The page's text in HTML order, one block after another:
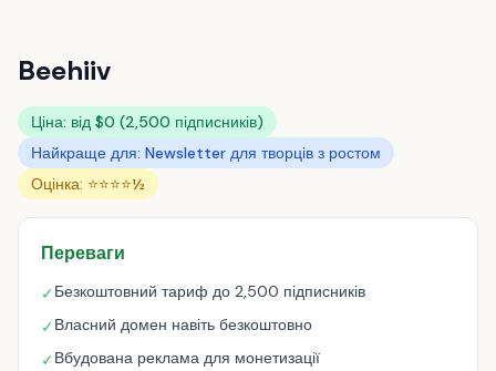
Beehiiv
Ціна: від $0 (2,500 підписників)
Найкраще для: Newsletter для творців з ростом
Оцінка: ⭐⭐⭐⭐½
Переваги
✓Безкоштовний тариф до 2,500 підписників
✓Власний домен навіть безкоштовно
✓Вбудована реклама для монетизації